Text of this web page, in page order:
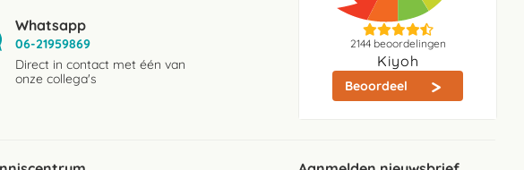
Whatsapp
06-21959869
Direct in contact met één van
onze collega's
2144beoordelingen
Kiyoh
Beoordeel